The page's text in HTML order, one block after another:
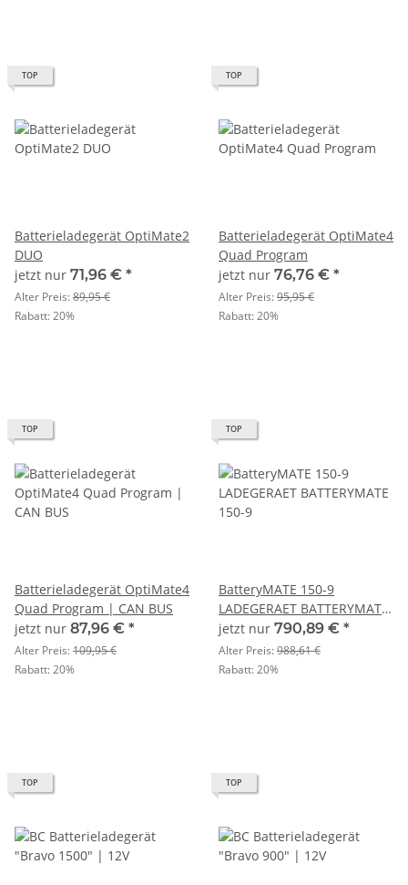
TOP
Batterieladegerät OptiMate2
DUO
jetzt nur 71,96 € *
Alter Preis:89,95 €
Rabatt:20%
TOP
Batterieladegerät OptiMate4
Quad Program
jetzt nur 76,76 € *
Alter Preis:95,95 €
Rabatt:20%
TOP
Batterieladegerät OptiMate4
Quad Program | CAN BUS
jetzt nur 87,96 € *
Alter Preis:109,95 €
Rabatt:20%
TOP
BatteryMATE 150-9
LADEGERAET BATTERYMATE
150-9
jetzt nur 790,89 € *
Alter Preis:988,61 €
Rabatt:20%
TOP TOP